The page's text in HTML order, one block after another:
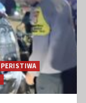
PERISTIWA